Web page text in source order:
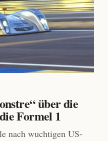
über die
Formel 1
nach wuchtigen US-